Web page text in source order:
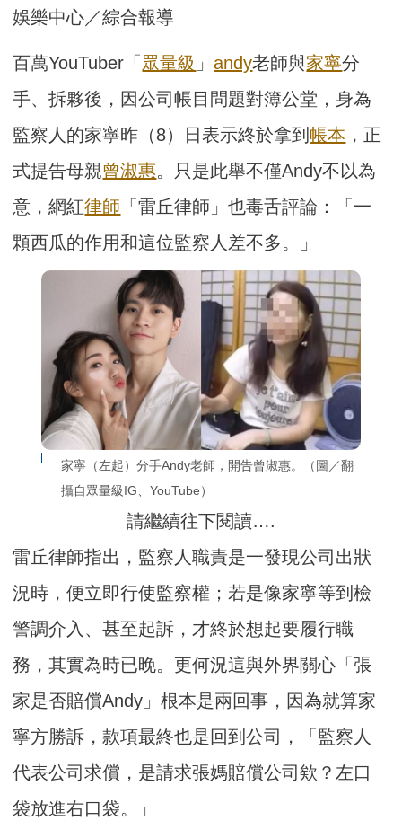
娛樂中心／綜合報導
百萬YouTuber「 眾量級 」andy老師與家寧分
手、拆夥後，因公司帳目問題對簿公堂，身為
監察人的家寧昨（8）日表示終於拿到帳本 ，正
式提告母親曾淑惠。只是此舉不僅Andy不以為
意，網紅律師 「雷丘律師」也毒舌評論：「一
顆西瓜的作用和這位監察人差不多。」
家寧（左起）分手Andy老師，開告曾淑惠。（圖／翻
攝自眾量級IG、YouTube）
請繼續往下閱讀….
雷丘律師指出，監察人職責是一發現公司出狀
況時，便立即行使監察權；若是像家寧等到檢
警調介入、甚至起訴，才終於想起要履行職
務，其實為時已晚。更何況這與外界關心「張
家是否賠償Andy」根本是兩回事，因為就算家
寧方勝訴，款項最終也是回到公司，「監察人
代表公司求償，是請求張媽賠償公司欸？左口
袋放進右口袋。」